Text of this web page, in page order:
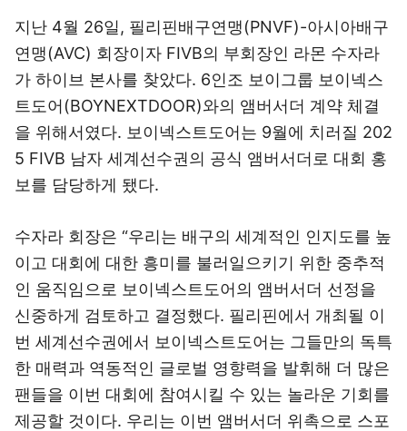
지난 4월 26일, 필리핀배구연맹(PNVF)-아시아배구
연맹(AVC) 회장이자 FIVB의 부회장인 라몬 수자라
가 하이브 본사를 찾았다. 6인조 보이그룹 보이넥스
트도어(BOYNEXTDOOR)와의 앰버서더 계약 체결
을 위해서였다. 보이넥스트도어는 9월에 치러질 202
5 FIVB 남자 세계선수권의 공식 앰버서더로 대회 홍
보를 담당하게 됐다.
수자라 회장은 “우리는 배구의 세계적인 인지도를 높
이고 대회에 대한 흥미를 불러일으키기 위한 중추적
인 움직임으로 보이넥스트도어의 앰버서더 선정을
신중하게 검토하고 결정했다. 필리핀에서 개최될 이
번 세계선수권에서 보이넥스트도어는 그들만의 독특
한 매력과 역동적인 글로벌 영향력을 발휘해 더 많은
팬들을 이번 대회에 참여시킬 수 있는 놀라운 기회를
제공할 것이다. 우리는 이번 앰버서더 위촉으로 스포